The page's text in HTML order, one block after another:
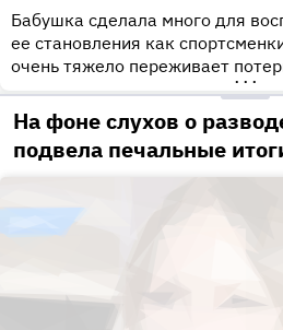
Бабушка сделала много для
ее становления как
очень тяжело переживает
•••
На фоне слухов о
подвела печальные